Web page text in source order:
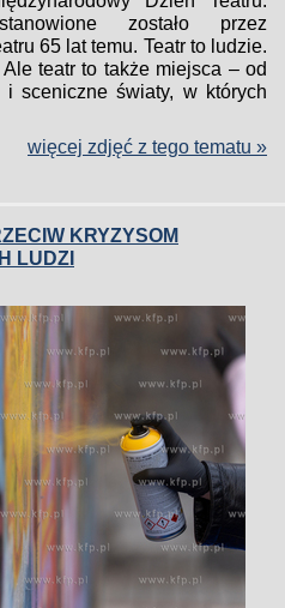
zostało przez
65 lat temu. Teatr to ludzie.
teatr to także miejsca – od
sceniczne światy, w których
więcej zdjęć z tego tematu »
KRYZYSOM
LUDZI